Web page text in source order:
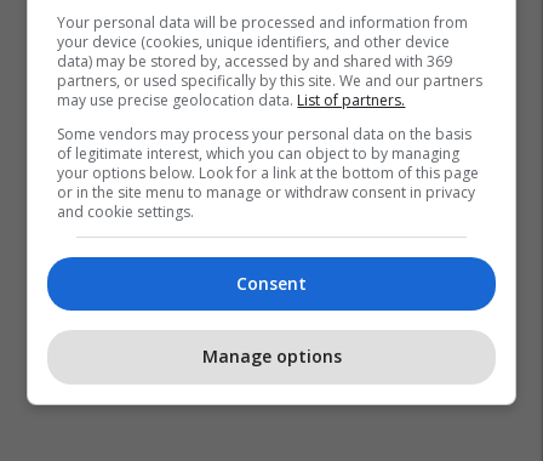
2
Your personal data will be processed and information from
your device (cookies, unique identifiers, and other device
data) may be stored by, accessed by and shared with 369
partners, or used specifically by this site. We and our partners
may use precise geolocation data. List of partners.
Some vendors may process your personal data on the basis
of legitimate interest, which you can object to by managing
your options below. Look for a link at the bottom of this page
or in the site menu to manage or withdraw consent in privacy
and cookie settings.
Consent
Manage options